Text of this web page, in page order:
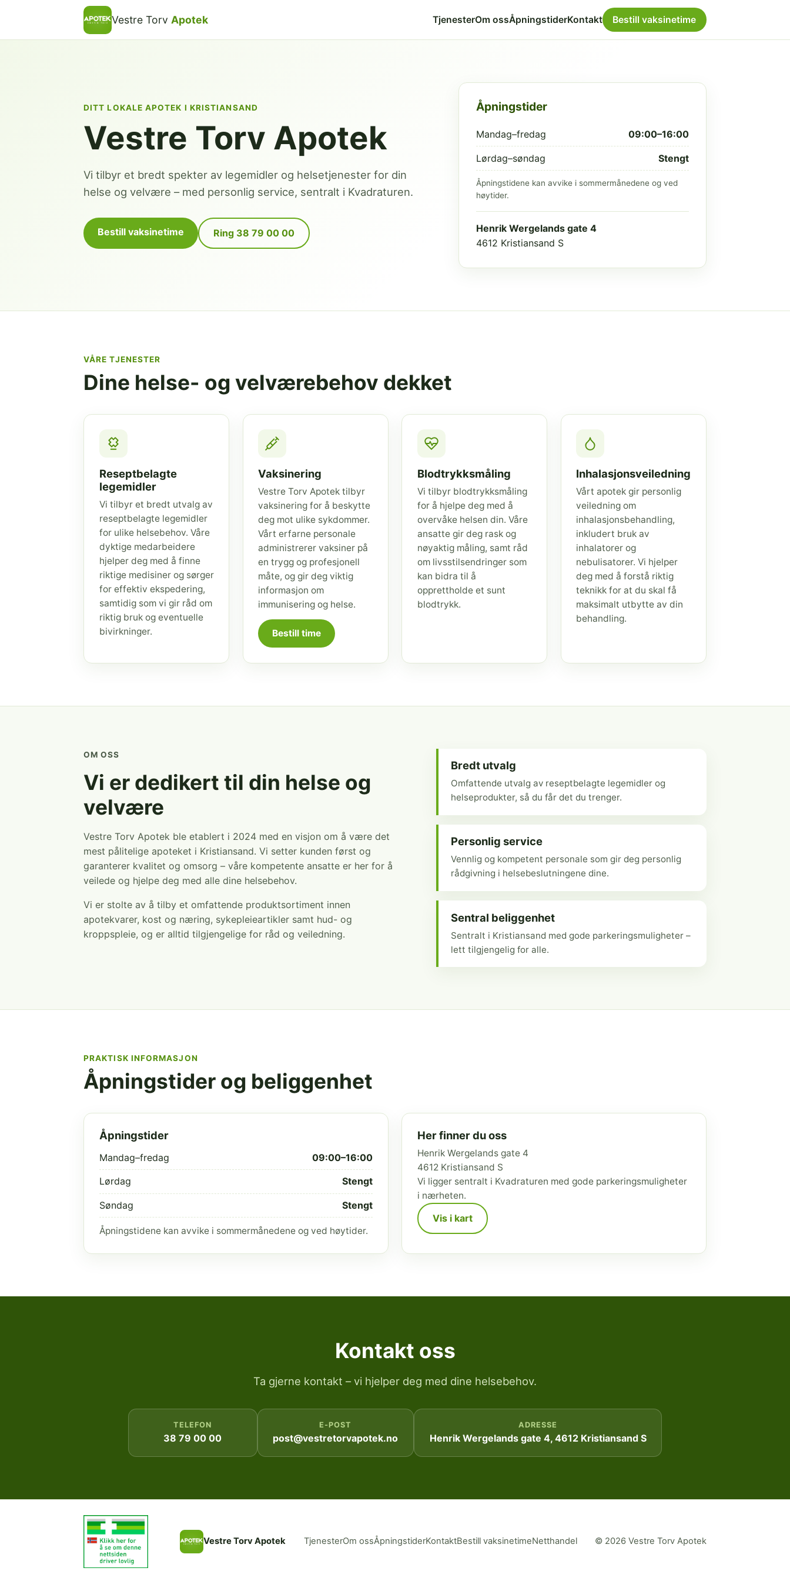
Vestre Torv Apotek TjenesterOm ossÅpningstiderKontakt Bestill vaksinetime
DITT LOKALE APOTEK I KRISTIANSAND
Vestre Torv Apotek
Vi tilbyr et bredt spekter av legemidler og helsetjenester for din
helse og velvære – med personlig service, sentralt i Kvadraturen.
Bestill vaksinetime Ring 38 79 00 00
Åpningstider
Mandag–fredag 09:00–16:00
Lørdag–søndag Stengt
Åpningstidene kan avvike i sommermånedene og ved
høytider.
Henrik Wergelands gate 4
4612 Kristiansand S
VÅRE TJENESTER
Dine helse- og velværebehov dekket
Reseptbelagte
legemidler
Vi tilbyr et bredt utvalg av
reseptbelagte legemidler
for ulike helsebehov. Våre
dyktige medarbeidere
hjelper deg med å finne
riktige medisiner og sørger
for effektiv ekspedering,
samtidig som vi gir råd om
riktig bruk og eventuelle
bivirkninger.
Vaksinering
Vestre Torv Apotek tilbyr
vaksinering for å beskytte
deg mot ulike sykdommer.
Vårt erfarne personale
administrerer vaksiner på
en trygg og profesjonell
måte, og gir deg viktig
informasjon om
immunisering og helse.
Bestill time
Blodtrykksmåling
Vi tilbyr blodtrykksmåling
for å hjelpe deg med å
overvåke helsen din. Våre
ansatte gir deg rask og
nøyaktig måling, samt råd
om livsstilsendringer som
kan bidra til å
opprettholde et sunt
blodtrykk.
Inhalasjonsveiledning
Vårt apotek gir personlig
veiledning om
inhalasjonsbehandling,
inkludert bruk av
inhalatorer og
nebulisatorer. Vi hjelper
deg med å forstå riktig
teknikk for at du skal få
maksimalt utbytte av din
behandling.
OM OSS
Vi er dedikert til din helse og
velvære
Vestre Torv Apotek ble etablert i 2024 med en visjon om å være det
mest pålitelige apoteket i Kristiansand. Vi setter kunden først og
garanterer kvalitet og omsorg – våre kompetente ansatte er her for å
veilede og hjelpe deg med alle dine helsebehov.
Vi er stolte av å tilby et omfattende produktsortiment innen
apotekvarer, kost og næring, sykepleieartikler samt hud- og
kroppspleie, og er alltid tilgjengelige for råd og veiledning.
Bredt utvalg
Omfattende utvalg av reseptbelagte legemidler og
helseprodukter, så du får det du trenger.
Personlig service
Vennlig og kompetent personale som gir deg personlig
rådgivning i helsebeslutningene dine.
Sentral beliggenhet
Sentralt i Kristiansand med gode parkeringsmuligheter –
lett tilgjengelig for alle.
PRAKTISK INFORMASJON
Åpningstider og beliggenhet
Åpningstider
Mandag–fredag 09:00–16:00
Lørdag Stengt
Søndag Stengt
Åpningstidene kan avvike i sommermånedene og ved høytider.
Her finner du oss
Henrik Wergelands gate 4
4612 Kristiansand S
Vi ligger sentralt i Kvadraturen med gode parkeringsmuligheter
i nærheten.
Vis i kart
Kontakt oss
Ta gjerne kontakt – vi hjelper deg med dine helsebehov.
TELEFON
38 79 00 00
E-POST
post@vestretorvapotek.no
ADRESSE
Henrik Wergelands gate 4, 4612 Kristiansand S
Vestre Torv Apotek TjenesterOm ossÅpningstiderKontaktBestill vaksinetimeNetthandel © 2026 Vestre Torv Apotek